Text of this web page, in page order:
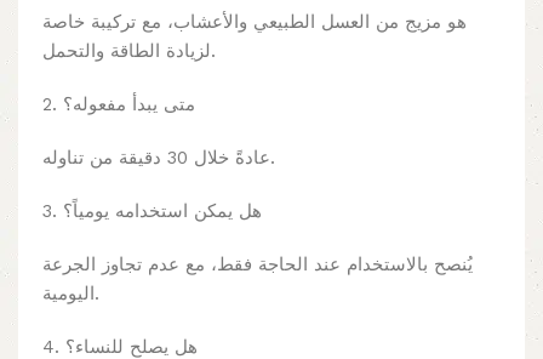
هو مزيج من العسل الطبيعي والأعشاب، مع تركيبة خاصة
لزيادة الطاقة والتحمل.
2. متى يبدأ مفعوله؟
عادةً خلال 30 دقيقة من تناوله.
3. هل يمكن استخدامه يومياً؟
يُنصح بالاستخدام عند الحاجة فقط، مع عدم تجاوز الجرعة
اليومية.
4. هل يصلح للنساء؟